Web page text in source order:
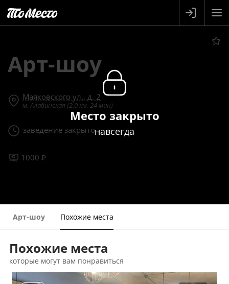
Арт-шоу
Маяковского ул., д. 2
м. Алабинская (2.0 км, 24 мин)
заведение закрыто
1000 ₽
Место закрыто
навсегда
Арт-шоу Похожие места
Похожие места
которые могут вам понравиться